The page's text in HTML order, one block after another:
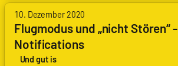
10. Dezember 2020
Flugmodus und „nicht Stören“ -
Notifications
Und gut is